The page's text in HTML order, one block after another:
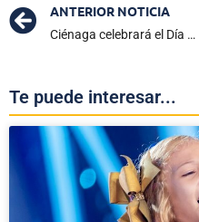
ANTERIOR NOTICIA
Ciénaga celebrará el Día Nacional de Libertad Religiosa con una feria de emprendimiento
Te puede interesar...